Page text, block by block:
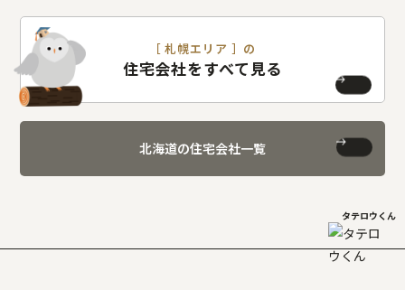
［ 札幌エリア ］の
住宅会社をすべて見る
北海道の住宅会社一覧
タテロウくん